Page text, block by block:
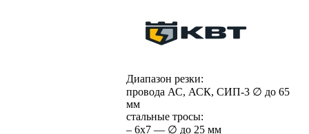
Диапазон резки:
провода АС, АСК, СИП-3 ∅ до 65
мм
стальные тросы:
– 6х7 — ∅ до 25 мм